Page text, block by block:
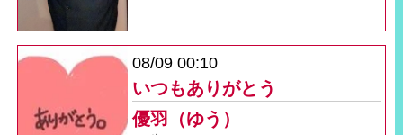
08/09 00:10
いつもありがとう
優羽（ゆう）